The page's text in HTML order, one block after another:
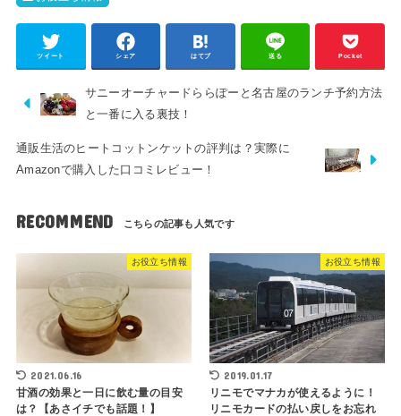
ツイート シェア はてブ 送る Pocket
サニーオーチャードららぽーと名古屋のランチ予約方法
と一番に入る裏技！
通販生活のヒートコットンケットの評判は？実際に
Amazonで購入した口コミレビュー！
RECOMMEND
お役立ち情報
2021.06.16
甘酒の効果と一日に飲む量の目安
は？【あさイチでも話題！】
お役立ち情報
2019.01.17
リニモでマナカが使えるように！
リニモカードの払い戻しをお忘れ